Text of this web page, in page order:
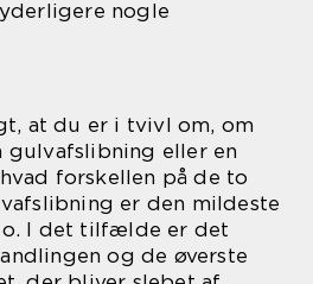
nogle
at du er i tvivl om, om
gulvafslibning eller en
forskellen på de to
er den mildeste
I det tilfælde er det
og de øverste